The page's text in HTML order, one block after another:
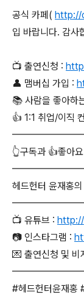
공식 카페( http://
입 바랍니다. 감사
📺 출연신청 :
👤 맴버십 가입 :
📚 사람을 좋아하
👍 1:1 취업/이직
👆구독과 👍좋아
헤드헌터 윤재홍
📺 유튜브 :
📷 인스타그램 :
💌 출연신청 및
#헤드헌터윤재홍